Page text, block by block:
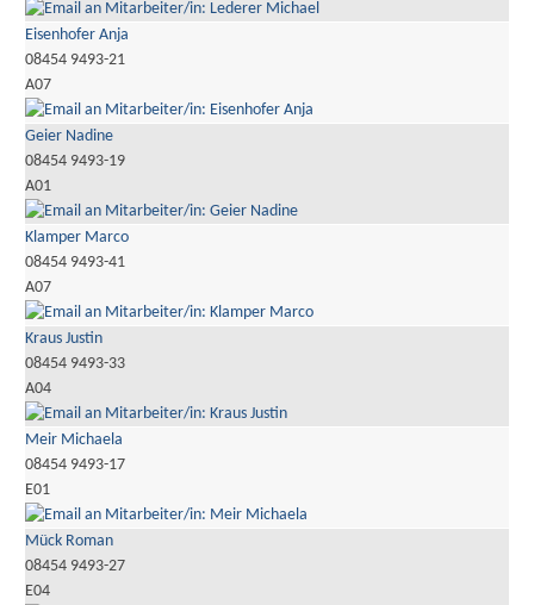
Eisenhofer Anja
08454 9493-21
A07
Geier Nadine
08454 9493-19
A01
Klamper Marco
08454 9493-41
A07
Kraus Justin
08454 9493-33
A04
Meir Michaela
08454 9493-17
E01
Mück Roman
08454 9493-27
E04